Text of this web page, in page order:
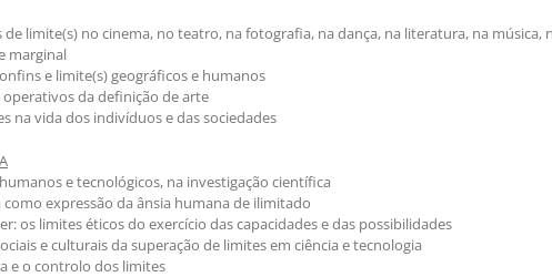
de limite(s) no cinema, no teatro, na fotografia, na dança, na literatura, na música,
marginal
e limite(s) geográficos e humanos
operativos da definição de arte
na vida dos indivíduos e das sociedades
e tecnológicos, na investigação científica
como expressão da ânsia humana de ilimitado
os limites éticos do exercício das capacidades e das possibilidades
e culturais da superação de limites em ciência e tecnologia
e o controlo dos limites